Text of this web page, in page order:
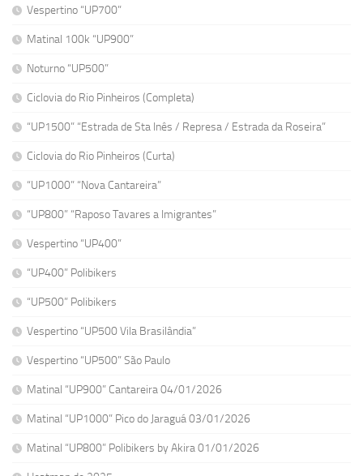
Vespertino “UP700”
Matinal 100k “UP900”
Noturno “UP500”
Ciclovia do Rio Pinheiros (Completa)
“UP1500” “Estrada de Sta Inês / Represa / Estrada da Roseira”
Ciclovia do Rio Pinheiros (Curta)
“UP1000” “Nova Cantareira”
“UP800” “Raposo Tavares a Imigrantes”
Vespertino “UP400”
“UP400” Polibikers
“UP500” Polibikers
Vespertino “UP500 Vila Brasilândia”
Vespertino “UP500” São Paulo
Matinal “UP900” Cantareira 04/01/2026
Matinal “UP1000” Pico do Jaraguá 03/01/2026
Matinal “UP800” Polibikers by Akira 01/01/2026